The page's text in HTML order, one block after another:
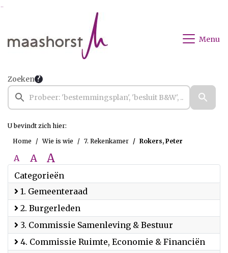
Ga naar de inhoud van deze pagina
Menu
Zoeken
U bevindt zich hier:
Home
Wie is wie 7. Rekenkamer Rokers, Peter
A A A
Categorieën
1. Gemeenteraad
2. Burgerleden
3. Commissie Samenleving & Bestuur
4. Commissie Ruimte, Economie & Financiën